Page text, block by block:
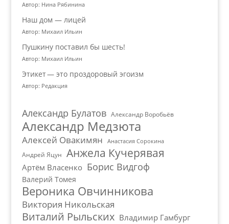
Автор: Нина Рябинина
Наш дом — лицей
Автор: Михаил Ильин
Пушкину поставил бы шесть!
Автор: Михаил Ильин
Этикет — это проздоровый эгоизм
Автор: Редакция
Александр Булатов Александр Воробьёв
Александр Медзюта
Алексей Овакимян Анастасия Сорокина
Андрей Яцун Анжела Кучерявая
Артём Власенко Борис Видгоф
Валерий Томея
Вероника Овчинникова
Виктория Никольская
Виталий Рыльских Владимир Гамбург